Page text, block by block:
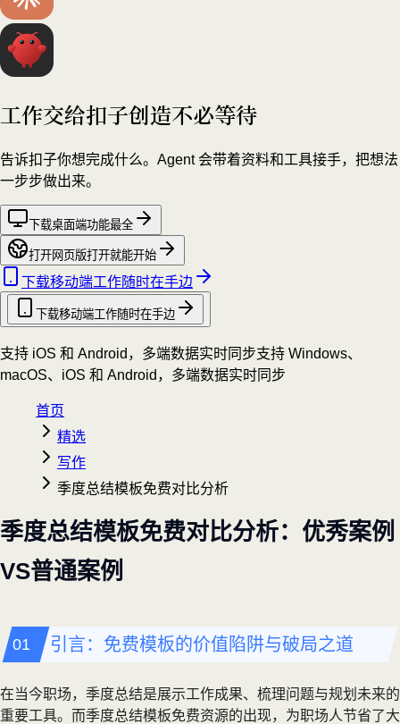
工作交给扣子创造不必等待
告诉扣子你想完成什么。Agent 会带着资料和工具接手，把想法
一步步做出来。
下载桌面端功能最全
打开网页版打开就能开始
下载移动端工作随时在手边
下载移动端工作随时在手边
支持 iOS 和 Android，多端数据实时同步支持 Windows、
macOS、iOS 和 Android，多端数据实时同步
首页
精选
写作
季度总结模板免费对比分析
季度总结模板免费对比分析：优秀案例
VS普通案例
引言：免费模板的价值陷阱与破局之道
在当今职场，季度总结是展示工作成果、梳理问题与规划未来的
重要工具。而季度总结模板免费资源的出现，为职场人节省了大